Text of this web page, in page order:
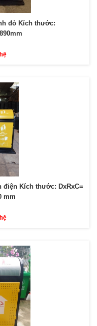
đỏ Kích thước:
Kích thước: DxRxC=
mm